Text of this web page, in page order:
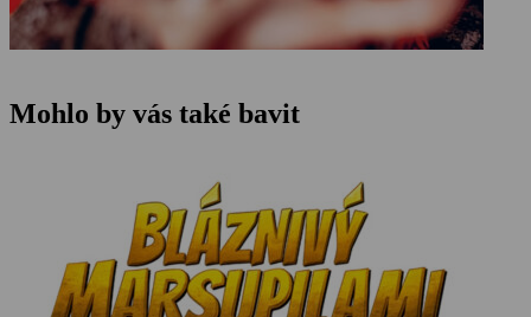
Mohlo by vás také bavit